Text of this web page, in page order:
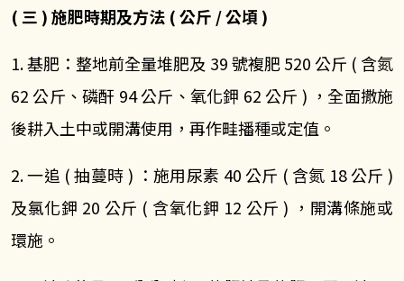
( 三 ) 施肥時期及方法 ( 公斤 / 公頃 )
1. 基肥：整地前全量堆肥及 39 號複肥 520 公斤 ( 含氮
62 公斤、磷酐 94 公斤、氧化鉀 62 公斤 ) ，全面撒施
後耕入土中或開溝使用，再作畦播種或定值。
2. 一追 ( 抽蔓時 ) ：施用尿素 40 公斤 ( 含氮 18 公斤 )
及氯化鉀 20 公斤 ( 含氧化鉀 12 公斤 ) ，開溝條施或
環施。